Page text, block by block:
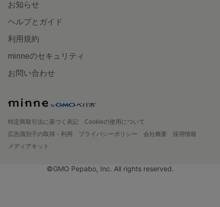
お知らせ
ヘルプとガイド
利用規約
minneのセキュリティ
お問い合わせ
特定商取引法に基づく表記
Cookieの使用について
広告識別子の取得・利用
プライバシーポリシー 会社概要
採用情報
メディアキット
©GMO Pepabo, Inc. All rights reserved.